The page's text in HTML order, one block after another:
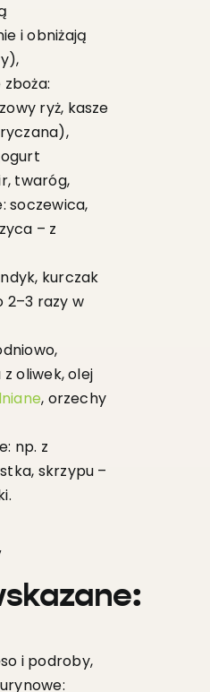
i obniżają
ryż, kasze
twaróg,
soczewica,
– z
kurczak
2–3 razy w
z oliwek, olej
, orzechy
np. z
skrzypu –
i podroby,